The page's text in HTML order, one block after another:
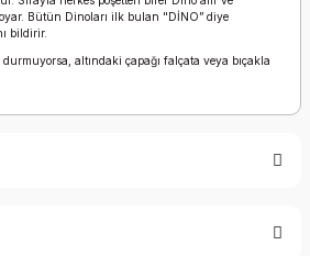
Bütün Dinoları ilk bulan "DİNO” diye
bildirir.
altındaki çapağı falçata veya bıçakla